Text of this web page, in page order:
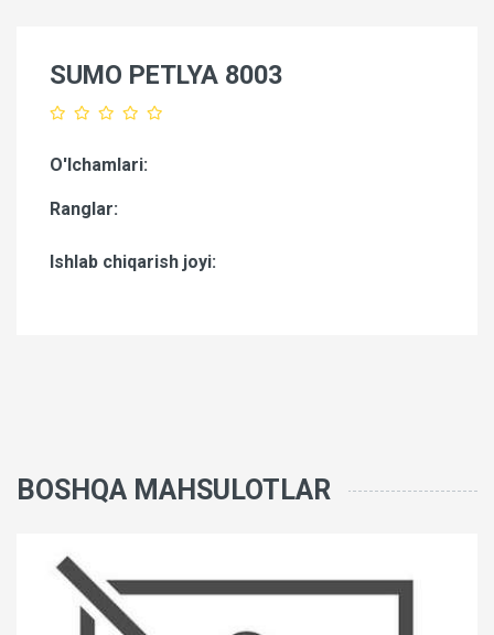
SUMO PETLYA 8003
O'lchamlari:
Ranglar:
Ishlab chiqarish joyi:
BOSHQA MAHSULOTLAR